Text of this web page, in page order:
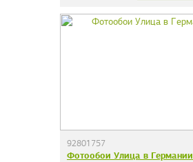
92801757
Фотообои Улица в Германии